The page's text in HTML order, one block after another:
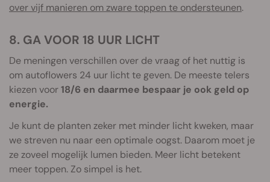
over vijf manieren om zware toppen te ondersteunen.
8. GA VOOR 18 UUR LICHT
De meningen verschillen over de vraag of het nuttig is
om autoflowers 24 uur licht te geven. De meeste telers
kiezen voor18/6 en daarmee bespaar je ook geld op
energie.
Je kunt de planten zeker met minder licht kweken, maar
we streven nu naar een optimale oogst. Daarom moet je
ze zoveel mogelijk lumen bieden. Meer licht betekent
meer toppen. Zo simpel is het.